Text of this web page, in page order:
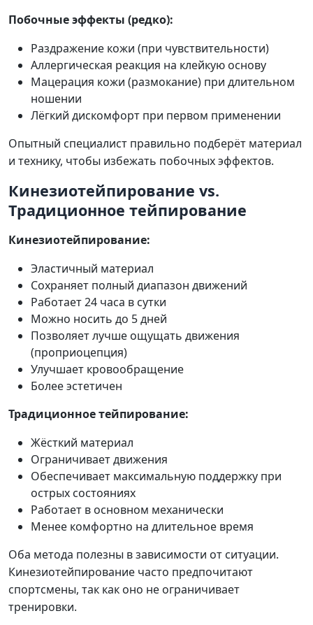
Побочные эффекты (редко):
Раздражение кожи (при чувствительности)
Аллергическая реакция на клейкую основу
Мацерация кожи (размокание) при длительном
ношении
Лёгкий дискомфорт при первом применении
Опытный специалист правильно подберёт материал
и технику, чтобы избежать побочных эффектов.
Кинезиотейпирование vs.
Традиционное тейпирование
Кинезиотейпирование:
Эластичный материал
Сохраняет полный диапазон движений
Работает 24 часа в сутки
Можно носить до 5 дней
Позволяет лучше ощущать движения
(проприоцепция)
Улучшает кровообращение
Более эстетичен
Традиционное тейпирование:
Жёсткий материал
Ограничивает движения
Обеспечивает максимальную поддержку при
острых состояниях
Работает в основном механически
Менее комфортно на длительное время
Оба метода полезны в зависимости от ситуации.
Кинезиотейпирование часто предпочитают
спортсмены, так как оно не ограничивает
тренировки.